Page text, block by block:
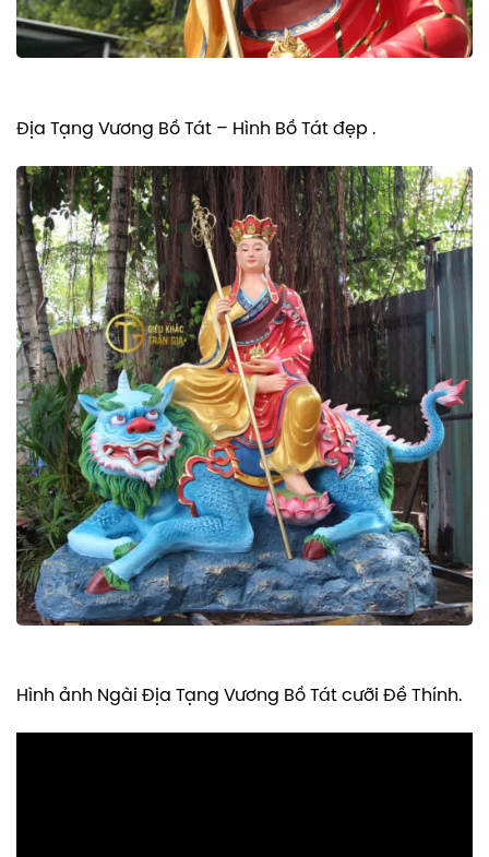
Địa Tạng Vương Bồ Tát – Hình Bồ Tát đẹp .
Hình ảnh Ngài Địa Tạng Vương Bồ Tát cưỡi Đề Thính.